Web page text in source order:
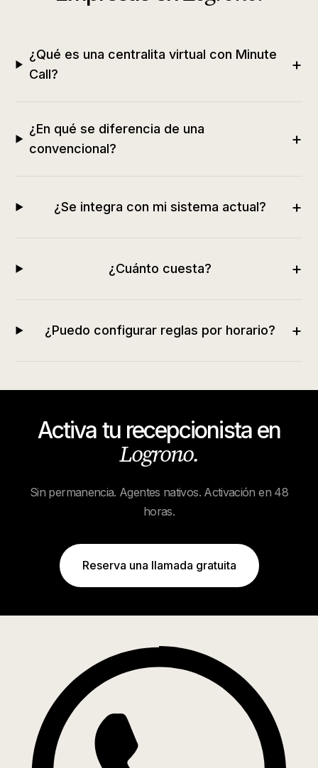
¿Qué es una centralita virtual con Minute
Call?
+
¿En qué se diferencia de una
convencional?
+
¿Se integra con mi sistema actual? +
¿Cuánto cuesta? +
¿Puedo configurar reglas por horario? +
Activa tu recepcionista en
Logrono.
Sin permanencia. Agentes nativos. Activación en 48
horas.
Reserva una llamada gratuita